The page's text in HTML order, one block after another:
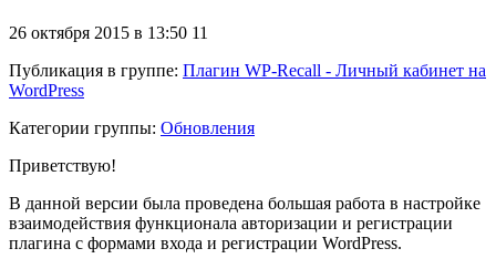
26 октября 2015 в 13:50 11
Публикация в группе: Плагин WP-Recall - Личный кабинет на
WordPress
Категории группы: Обновления
Приветствую!
В данной версии была проведена большая работа в настройке
взаимодействия функционала авторизации и регистрации
плагина с формами входа и регистрации WordPress.